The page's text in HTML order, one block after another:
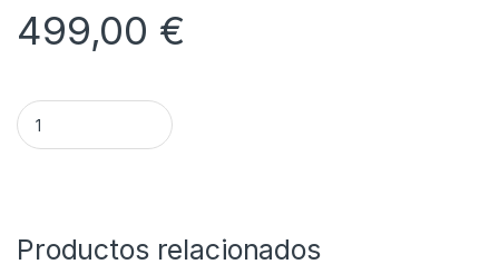
499,00 €
Apple iPhone 15 128GB (Reacondicionado) quantity
Productos relacionados